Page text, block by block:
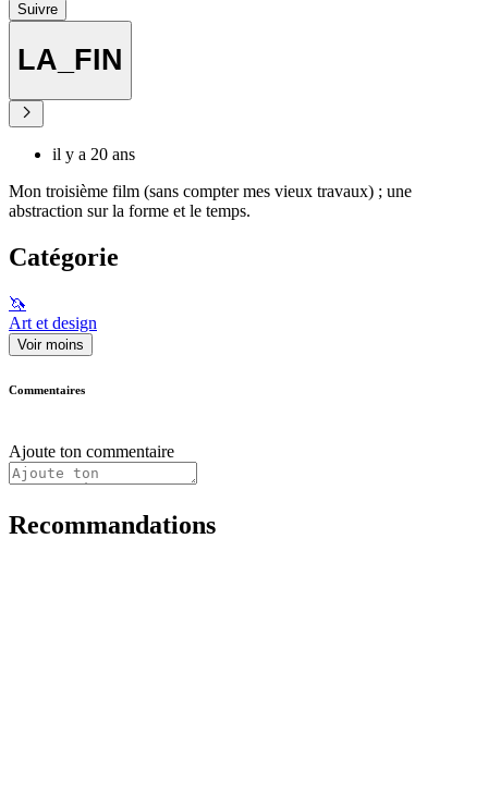
Suivre
LA_FIN
il y a 20 ans
Mon troisième film (sans compter mes vieux travaux) ; une
abstraction sur la forme et le temps.
Catégorie
🦄
Art et design
Voir moins
Commentaires
Ajoute ton commentaire
Recommandations